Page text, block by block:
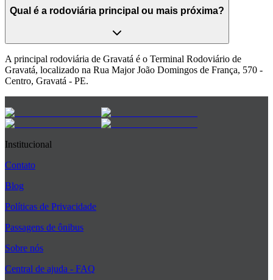
Qual é a rodoviária principal ou mais próxima?
A principal rodoviária de Gravatá é o Terminal Rodoviário de
Gravatá, localizado na Rua Major João Domingos de França, 570 -
Centro, Gravatá - PE.
Institucional
Contato
Blog
Políticas de Privacidade
Passagens de ônibus
Sobre nós
Central de ajuda - FAQ